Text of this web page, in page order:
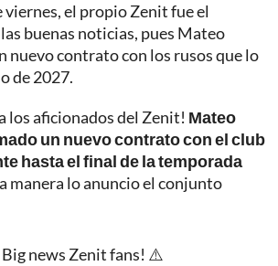
viernes, el propio Zenit fue el
buenas noticias, pues Mateo
nuevo contrato con los rusos que lo
de 2027.
los aficionados del Zenit! Mateo
un nuevo contrato con el club
hasta el final de la temporada
manera lo anuncio el conjunto
news Zenit fans! ⚠️